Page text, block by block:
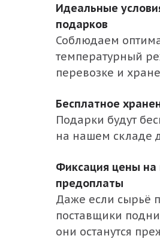
Ивановская область
Калужская область
Костромская область
Курская область
Липецкая область
Москва и Московская область
Нижегородская область
Орловская область
Пермский край
Республика Башкортостан
Идеальные
подарков
Соблюдаем
температурный
перевозке и
Бесплатное
Подарки будут
на нашем складе
Фиксация цены на
предоплаты
Даже если сырьё
поставщики
они останутся